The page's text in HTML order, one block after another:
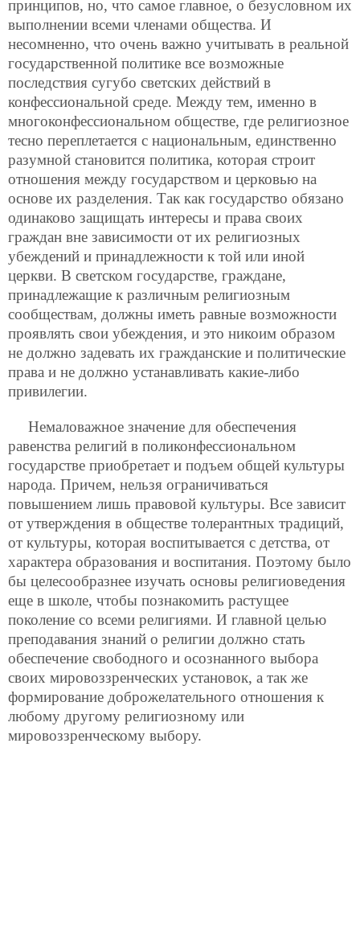
принципов, но, что самое главное, о безусловном их
выполнении всеми членами общества. И
несомненно, что очень важно учитывать в реальной
государственной политике все возможные
последствия сугубо светских действий в
конфессиональной среде. Между тем, именно в
многоконфессиональном обществе, где религиозное
тесно переплетается с национальным, единственно
разумной становится политика, которая строит
отношения между государством и церковью на
основе их разделения. Так как государство обязано
одинаково защищать интересы и права своих
граждан вне зависимости от их религиозных
убеждений и принадлежности к той или иной
церкви. В светском государстве, граждане,
принадлежащие к различным религиозным
сообществам, должны иметь равные возможности
проявлять свои убеждения, и это никоим образом
не должно задевать их гражданские и политические
права и не должно устанавливать какие-либо
привилегии.
Немаловажное значение для обеспечения
равенства религий в поликонфессиональном
государстве приобретает и подъем общей культуры
народа. Причем, нельзя ограничиваться
повышением лишь правовой культуры. Все зависит
от утверждения в обществе толерантных традиций,
от культуры, которая воспитывается с детства, от
характера образования и воспитания. Поэтому было
бы целесообразнее изучать основы религиоведения
еще в школе, чтобы познакомить растущее
поколение со всеми религиями. И главной целью
преподавания знаний о религии должно стать
обеспечение свободного и осознанного выбора
своих мировоззренческих установок, а так же
формирование доброжелательного отношения к
любому другому религиозному или
мировоззренческому выбору.